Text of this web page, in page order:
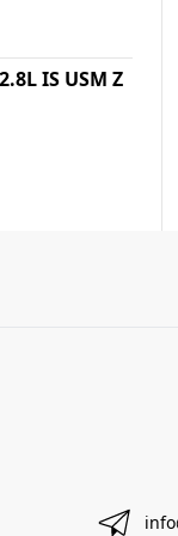
IS USM Z